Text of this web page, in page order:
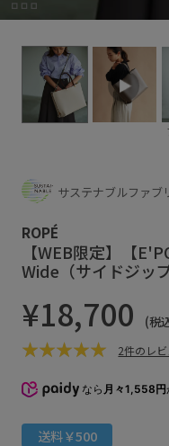
サステナブルファブ
ROPÉ
【WEB限定】【
Wide（サイドジッ
¥18,700 (税
2件のレ
なら 月々1,558円
送料￥500